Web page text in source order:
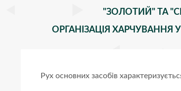
"ЗОЛОТИЙ" ТА
ОРГАНІЗАЦІЯ ХАРЧУВАННЯ У
Рух основних засобів